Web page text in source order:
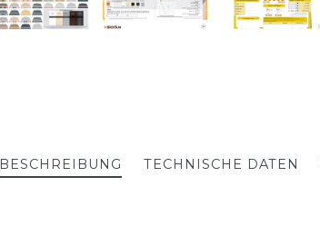
BESCHREIBUNG TECHNISCHE DATEN